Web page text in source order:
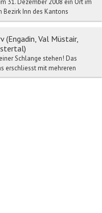
31. Dezember 2008 ein Ort im
Bezirk Inn des Kantons
2009 hat Tschierv mit den
(Engadin, Val Müstair,
Schlange stehen! Das
erschliesst mit mehreren
Pisten. Das